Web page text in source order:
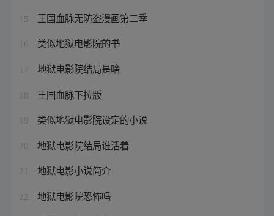
15 王国血脉无防盗漫画第二季
16 类似地狱电影院的书
17 地狱电影院结局是啥
18 王国血脉下拉版
19 类似地狱电影院设定的小说
20 地狱电影院结局谁活着
21 地狱电影小说简介
22 地狱电影院恐怖吗